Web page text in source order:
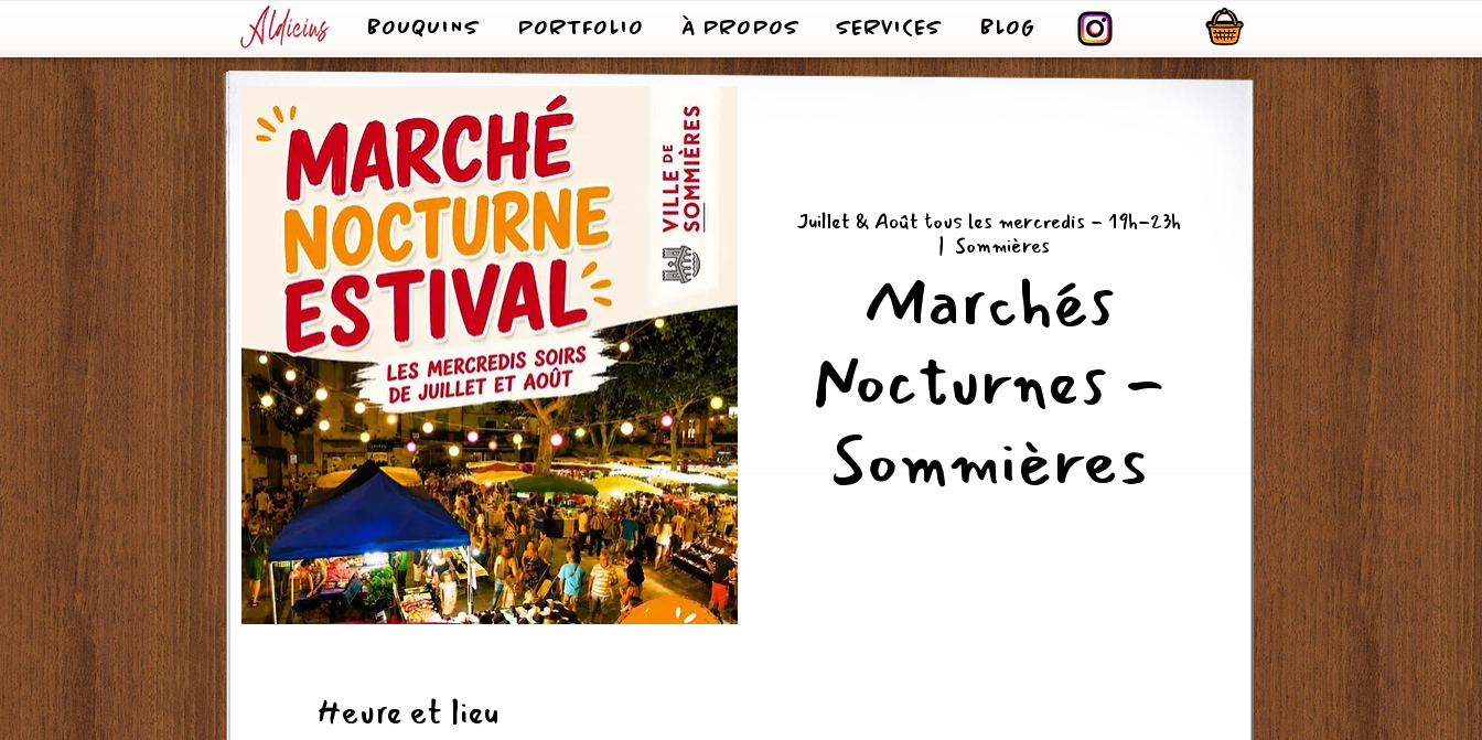
BOUQUINS PORTFOLIO À PROPOS SERVICES BLOG
Juillet & Août tous les mercredis - 19h-23h
  |
Sommières
Marchés
Nocturnes -
Sommières
Heure et lieu